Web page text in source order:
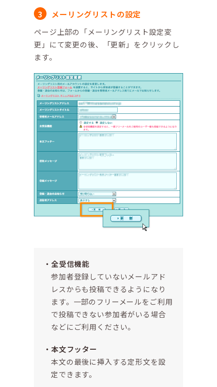
メーリングリストの設定
ページ上部の「メーリングリスト設定変
更」にて変更の後、「更新」をクリックし
ます。
全受信機能
参加者登録していないメールアド
レスからも投稿できるようになり
ます。一部のフリーメールをご利用
で投稿できない参加者がいる場合
などにご利用ください。
本文フッター
本文の最後に挿入する定形文を設
定できます。